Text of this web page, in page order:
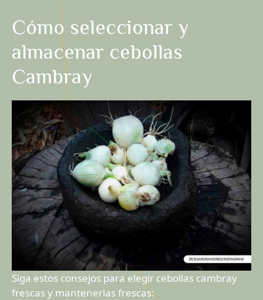
Cómo seleccionar y
almacenar cebollas
Cambray
Siga estos consejos para elegir cebollas cambray
frescas y mantenerlas frescas: